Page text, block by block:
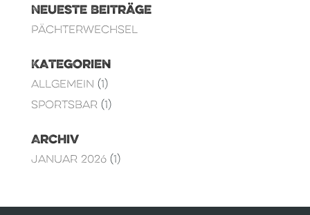
Neueste Beiträge
Pächterwechsel
Kategorien
Allgemein (1)
Sportsbar(1)
Archiv
Januar 2026(1)